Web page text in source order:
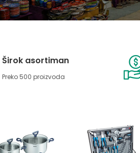
Širok asortiman
Preko 500 proizvoda